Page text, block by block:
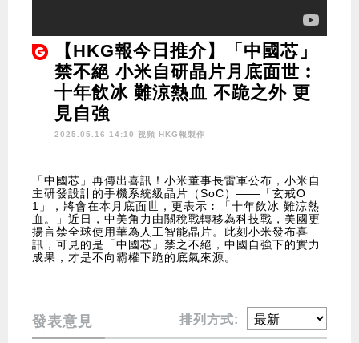
【HKG報今日推介】「中國芯」
禁不絕 小米自研晶片月底面世︰
十年飲冰 難涼熱血 不跪之外 更
見自強
2025.05.16 14:10 視頻 HKG報製作
「中國芯」再傳出喜訊！小米董事長雷軍公布，小米自
主研發設計的手機系統級晶片（SoC）——「玄戒O
1」，將會在本月底面世，更表示︰「十年飲冰 難涼熱
血。」近日，中美角力由關稅戰轉移為科技戰，美國更
揚言禁全球使用華為人工智能晶片。此刻小米發布喜
訊，可見的是「中國芯」禁之不絕，中國自強下的實力
成果，才是不向霸權下跪的底氣來源。
發表意見 排列方式: